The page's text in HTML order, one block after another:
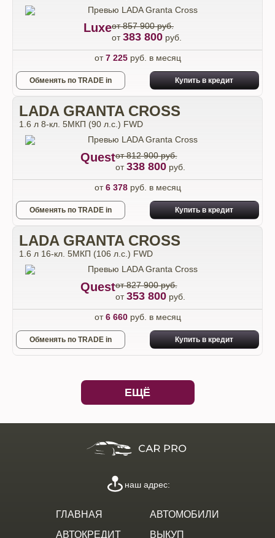
Luxeот 857 900 руб.
от383 800 руб.
от7 225руб. в месяц
Обменять по TRADE in Купить в кредит
LADA GRANTA CROSS
1.6 л 8-кл. 5МКП (90 л.с.) FWD
Questот 812 900 руб.
от338 800руб.
от6 378руб. в месяц
Обменять по TRADE in Купить в кредит
LADA GRANTA CROSS
1.6 л 16-кл. 5МКП (106 л.с.) FWD
Questот 827 900 руб.
от353 800руб.
от6 660руб. в месяц
Обменять по TRADE in Купить в кредит
ЕЩЁ
ГЛАВНАЯ
АВТОМОБИЛИ
АВТОКРЕДИТ
ВЫКУП
наш адрес: